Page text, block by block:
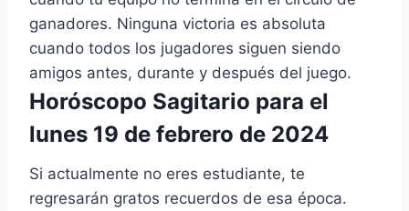
ganadores. Ninguna victoria es absoluta
cuando todos los jugadores siguen siendo
amigos antes, durante y después del juego.
Horóscopo Sagitario para el
lunes 19 de febrero de 2024
Si actualmente no eres estudiante, te
regresarán gratos recuerdos de esa época.